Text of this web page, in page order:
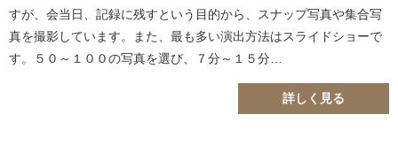
すが、会当日、記録に残すという目的から、スナップ写真や集合写
真を撮影しています。また、最も多い演出方法はスライドショーで
す。５０～１００の写真を選び、７分～１５分…
詳しく見る